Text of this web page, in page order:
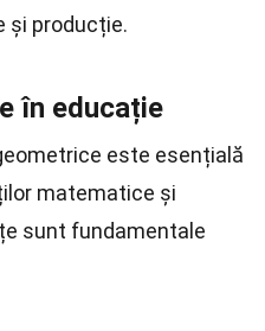
și producție.
în educație
este esențială
matematice și
sunt fundamentale